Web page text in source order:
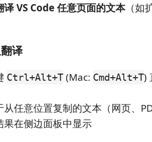
译 VS Code 任意页面的文本 （
译
Ctrl+Alt+T (Mac: Cmd+Alt+T)
从任意位置复制的文本（网页、
果在侧边面板中显示